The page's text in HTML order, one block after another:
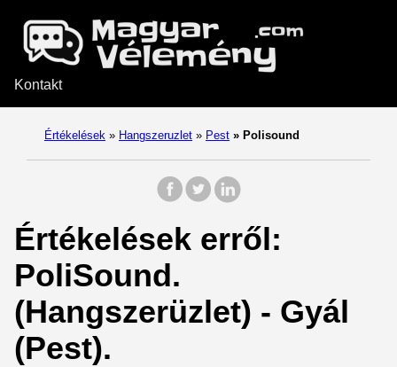
Kontakt
Értékelések » Hangszeruzlet » Pest » Polisound
Értékelések erről:
PoliSound.
(Hangszerüzlet) - Gyál
(Pest).